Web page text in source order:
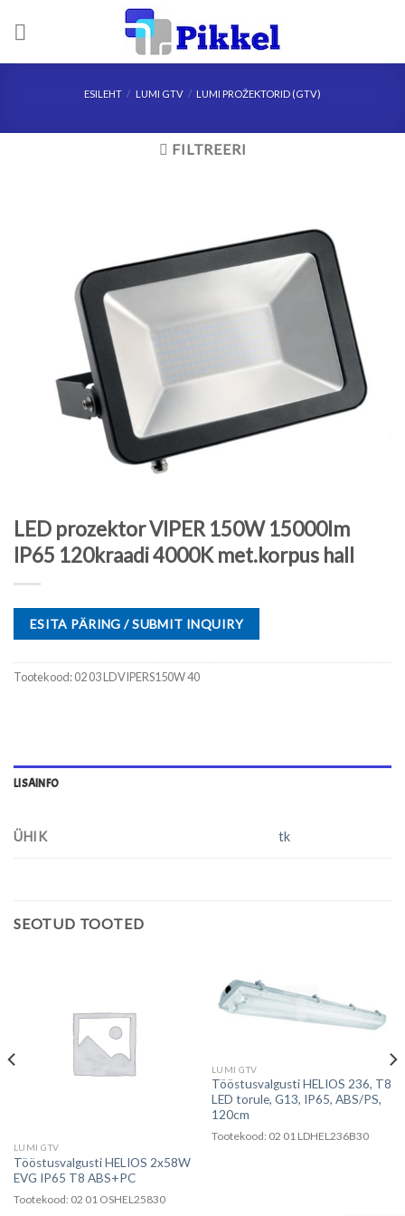
ESILEHT / LUMI GTV / LUMI PROŽEKTORID (GTV)
FILTREERI
LED prozektor VIPER 150W 15000lm
IP65 120kraadi 4000K met.korpus hall
ESITA PÄRING / SUBMIT INQUIRY
Tootekood:02 03 LDVIPERS150W 40
LISAINFO
ÜHIK tk
SEOTUD TOOTED
LUMI GTV
Tööstusvalgusti HELIOS 2x58W
EVG IP65 T8 ABS+PC
Tootekood: 02 01 OSHEL25830
LUMI GTV
Tööstusvalgusti HELIOS 236, T8
LED torule, G13, IP65, ABS/PS,
120cm
Tootekood: 02 01 LDHEL236B30